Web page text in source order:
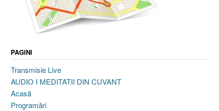
PAGINI
Transmisie Live
AUDIO I MEDITATII DIN CUVANT
Acasă
Programări